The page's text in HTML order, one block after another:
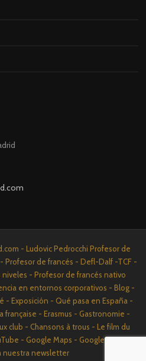
- Ludovic Pedrocchi Profesor de
Profesor de francés - Defl-Dalf -TCF -
- Profesor de francés nativo
en entornos corporativos - Blog -
- Exposición - Qué pasa en España -
française - Erasmus - Gastronomie -
club - Chansons à trous - Le film du
- Google Maps - Google News -
nuestra newsletter